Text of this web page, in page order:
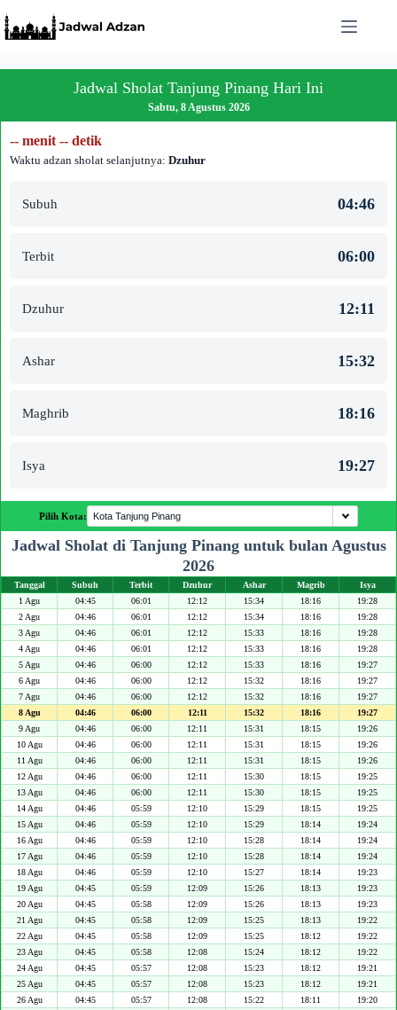
to
content
Jadwal Sholat Tanjung Pinang Hari Ini
Sabtu, 8 Agustus 2026
-- menit -- detik
Waktu adzan sholat selanjutnya: Dzuhur
Subuh 04:46
Terbit 06:00
Dzuhur 12:11
Ashar 15:32
Maghrib 18:16
Isya 19:27
Pilih Kota:
Jadwal Sholat di Tanjung Pinang untuk bulan Agustus
2026
Tanggal Subuh Terbit Dzuhur Ashar Magrib
Isya
1 Agu
04:45 06:01 12:12 15:34 18:16
19:28
2 Agu
04:46 06:01 12:12 15:34 18:16
19:28
3 Agu
04:46 06:01 12:12 15:33 18:16
19:28
4 Agu
04:46 06:01 12:12 15:33 18:16
19:28
5 Agu
04:46 06:00 12:12 15:33 18:16
19:27
6 Agu
04:46 06:00 12:12 15:32 18:16
19:27
7 Agu
04:46 06:00 12:12 15:32 18:16
19:27
8 Agu
04:46 06:00 12:11 15:32 18:16
19:27
9 Agu
04:46 06:00 12:11 15:31 18:15
19:26
10 Agu
04:46 06:00 12:11 15:31 18:15
19:26
11 Agu
04:46 06:00 12:11 15:31 18:15
19:26
12 Agu
04:46 06:00 12:11 15:30 18:15
19:25
13 Agu
04:46 06:00 12:11 15:30 18:15
19:25
14 Agu
04:46 05:59 12:10 15:29 18:15
19:25
15 Agu
04:46 05:59 12:10 15:29 18:14
19:24
16 Agu
04:46 05:59 12:10 15:28 18:14
19:24
17 Agu
04:46 05:59 12:10 15:28 18:14
19:24
18 Agu
04:46 05:59 12:10 15:27 18:14
19:23
19 Agu
04:45 05:59 12:09 15:26 18:13
19:23
20 Agu
04:45 05:58 12:09 15:26 18:13
19:23
21 Agu
04:45 05:58 12:09 15:25 18:13
19:22
22 Agu
04:45 05:58 12:09 15:25 18:12
19:22
23 Agu
04:45 05:58 12:08 15:24 18:12
19:22
24 Agu
04:45 05:57 12:08 15:23 18:12
19:21
25 Agu
04:45 05:57 12:08 15:23 18:12
19:21
26 Agu
04:45 05:57 12:08 15:22 18:11
19:20